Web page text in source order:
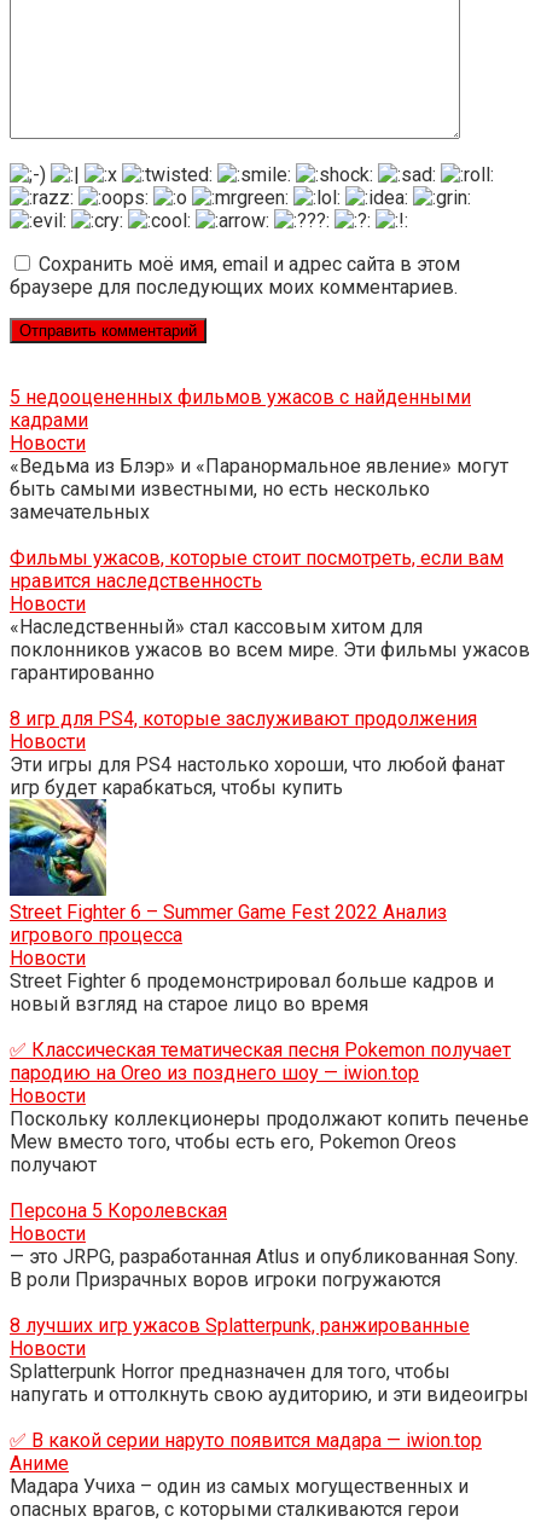
Сохранить моё имя, email и адрес сайта в этом
браузере для последующих моих комментариев.
5 недооцененных фильмов ужасов с найденными
кадрами
Новости
«Ведьма из Блэр» и «Паранормальное явление» могут
быть самыми известными, но есть несколько
замечательных
Фильмы ужасов, которые стоит посмотреть, если вам
нравится наследственность
Новости
«Наследственный» стал кассовым хитом для
поклонников ужасов во всем мире. Эти фильмы ужасов
гарантированно
8 игр для PS4, которые заслуживают продолжения
Новости
Эти игры для PS4 настолько хороши, что любой фанат
игр будет карабкаться, чтобы купить
Street Fighter 6 – Summer Game Fest 2022 Анализ
игрового процесса
Новости
Street Fighter 6 продемонстрировал больше кадров и
новый взгляд на старое лицо во время
✅ Классическая тематическая песня Pokemon получает
пародию на Oreo из позднего шоу — iwion.top
Новости
Поскольку коллекционеры продолжают копить печенье
Mew вместо того, чтобы есть его, Pokemon Oreos
получают
Персона 5 Королевская
Новости
— это JRPG, разработанная Atlus и опубликованная Sony.
В роли Призрачных воров игроки погружаются
8 лучших игр ужасов Splatterpunk, ранжированные
Новости
Splatterpunk Horror предназначен для того, чтобы
напугать и оттолкнуть свою аудиторию, и эти видеоигры
✅ В какой серии наруто появится мадара — iwion.top
Аниме
Мадара Учиха – один из самых могущественных и
опасных врагов, с которыми сталкиваются герои